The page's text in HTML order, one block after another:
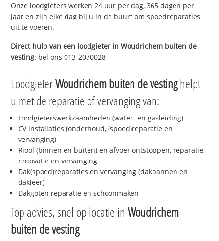
Onze loodgieters werken 24 uur per dag, 365 dagen per
jaar en zijn elke dag bij u in de buurt om spoedreparaties
uit te voeren.
Direct hulp van een loodgieter inWoudrichem buiten de
vesting: bel ons 013-2070028
LoodgieterWoudrichem buiten de vestinghelpt
u met de reparatie of vervanging van:
Loodgieterswerkzaamheden (water- en gasleiding)
CV installaties (onderhoud, (spoed)reparatie en
vervanging)
Riool (binnen en buiten) en afvoer ontstoppen, reparatie,
renovatie en vervanging
Dak(spoed)reparaties en vervanging (dakpannen en
dakleer)
Dakgoten reparatie en schoonmaken
Top advies, snel op locatie inWoudrichem
buiten de vesting